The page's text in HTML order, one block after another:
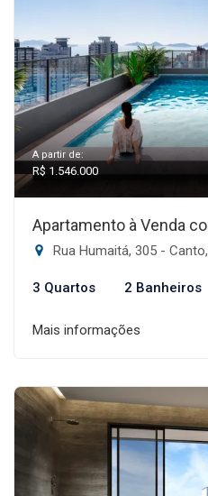
A partir de:
R$ 1.546.000
Apartamento à Venda
Rua Humaitá, 305 -
3 Quartos 2 Banheiros
Mais informações